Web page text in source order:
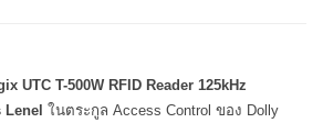
UTC T-500W RFID Reader 125kHz
ในตระกูล Access Control ของ Dolly